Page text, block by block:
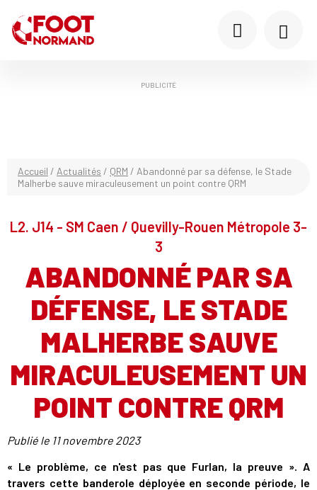
PUBLICITÉ
Accueil / Actualités / QRM / Abandonné par sa défense, le Stade
Malherbe sauve miraculeusement un point contre QRM
L2. J14 - SM Caen / Quevilly-Rouen Métropole 3-
3
ABANDONNÉ PAR SA
DÉFENSE, LE STADE
MALHERBE SAUVE
MIRACULEUSEMENT UN
POINT CONTRE QRM
Publié le 11 novembre 2023
« Le problème, ce n'est pas que Furlan, la preuve ». A
travers cette banderole déployée en seconde période, le